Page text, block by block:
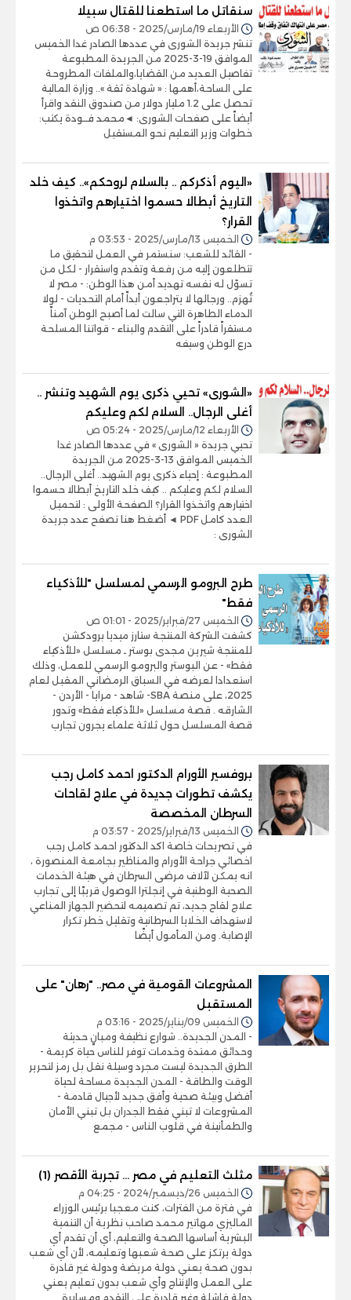
سنقاتل ما استطعنا للقتال سبيلا
الأربعاء 19/مارس/2025 - 06:38 ص
تنشر جريدة الشورى في عددها الصادر غدا الخميس
الموافق 19-3-2025 من الجريدة المطبوعة
تفاصيل العديد من القضايا،والملفات المطروحة
على الساحة،أهمها : « شهادة ثقة ».. وزارة المالية
تحصل على 1.2 مليار دولار من صندوق النقد واقرأ
أيضاً على صفحات الشورى: ◄محمد فــودة يكتب:
خطوات وزير التعليم نحو المستقبل
«اليوم أذكركم .. بالسلام لروحكم».. كيف خلد
التاريخ أبطالا حسموا اختيارهم واتخذوا
القرار؟
الخميس 13/مارس/2025 - 03:53 م
- القائد للشعب: سنستمر في العمل لتحقيق ما
تتطلعون إليه من رفعة وتقدم واستقرار - لكل من
تسوّل له نفسه تهديد أمن هذا الوطن: - مصر لا
تُهزم.. ورجالها لا يتراجعون أبداً أمام التحديات - لولا
الدماء الطاهرة التي سالت لما أصبح الوطن آمناً
مستقراً قادراً على التقدم والبناء - قواتنا المسلحة
درع الوطن وسيفه
«الشورى» تحيي ذكرى يوم الشهيد وتنشر ..
أغلى الرجال.. السلام لكم وعليكم
الأربعاء 12/مارس/2025 - 05:24 ص
تحيي جريدة « الشورى » في عددها الصادر غدا
الخميس الموافق 13-3-2025 من الجريدة
المطبوعة : إحياء ذكرى يوم الشهيد.. أغلى الرجال..
السلام لكم وعليكم .. كيف خلد التاريخ أبطالا حسموا
اختيارهم واتخذوا القرار؟ الصفحة الأولى : لتحميل
العدد كامل PDF ◄ أضغط هنا تصفح عدد جريدة
الشورى :
طرح البرومو الرسمي لمسلسل "للأذكياء
فقط"
الخميس 27/فبراير/2025 - 01:01 ص
كشفت الشركة المنتجة ستارز ميديا برودكشن
للمنتجة شيرين مجدى بوستر ـ مسلسل «للأذكياء
فقط» - عن البوستر والبرومو الرسمي للعمل، وذلك
استعدادا لعرضه في السباق الرمضاني المقبل لعام
2025، على منصة SBA- شاهد - مرايا - الأردن -
الشارقه . قصة مسلسل «للأذكياء فقط» وتدور
قصة المسلسل حول ثلاثة علماء يجرون تجارب
بروفسير الأورام الدكتور احمد كامل رجب
يكشف تطورات جديدة في علاج لقاحات
السرطان المخصصة
الخميس 13/فبراير/2025 - 03:57 م
في تصريحات خاصة اكد الدكتور احمد كامل رجب
اخصائي جراحة الأورام والمناظير بجامعة المنصورة ،
انه يمكن لآلاف مرضى السرطان في هيئة الخدمات
الصحية الوطنية في إنجلترا الوصول قريبًا إلى تجارب
علاج لقاح جديد، تم تصميمه لتحضير الجهاز المناعي
لاستهداف الخلايا السرطانية وتقليل خطر تكرار
الإصابة. ومن المأمول أيضًا
المشروعات القومية في مصر.. "رهان" على
المستقبل
الخميس 09/يناير/2025 - 03:16 م
- المدن الجديدة.. شوارع نظيفة ومبانٍ حديثة
وحدائق ممتدة وخدمات توفر للناس حياة كريمة -
الطرق الجديدة ليست مجرد وسيلة نقل بل رمز لتحرير
الوقت والطاقة - المدن الجديدة مساحة لحياة
أفضل وبيئة صحية وأفق جديد لأجيال قادمة -
المشروعات لا تبني فقط الجدران بل تبني الأمان
والطمأنينة في قلوب الناس - مجمع
مثلث التعليم في مصر ... تجربة الأقصر (1)
الخميس 26/ديسمبر/2024 - 04:25 م
في فترة من الفترات، كنت معجبا برئيس الوزراء
الماليزي مهاتير محمد صاحب نظرية أن التنمية
البشرية أساسها الصحة والتعليم، أي أن تقدم أي
دولة يرتكز على صحة شعبها وتعليمه، لأن أي شعب
بدون صحة يعني دولة مريضة ودولة غير قادرة
على العمل والإنتاج وأي شعب بدون تعليم يعني
دولة فاشلة وغير قادرة على التقدم ومسايرة